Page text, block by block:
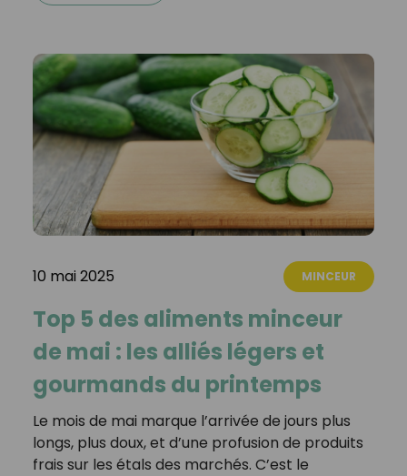
10 mai 2025 MINCEUR
Top 5 des aliments minceur
de mai : les alliés légers et
gourmands du printemps
Le mois de mai marque l’arrivée de jours plus
longs, plus doux, et d’une profusion de produits
frais sur les étals des marchés. C’est le